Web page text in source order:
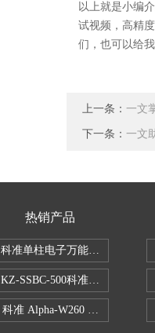
以上就是小编
试视频， 高精
们，也可以给
上一条： 一文
下一条： 一文
热销产品
科准单柱电子万能拉力机KZ-
KZ-SSBC-500科准单柱电子万
科准 Alpha-W260 半导体全自